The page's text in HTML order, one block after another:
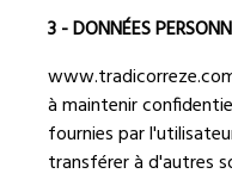
3 - DONNÉES
à maintenir
fournies par
transférer à d'autres